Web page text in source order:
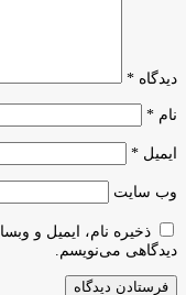
دیدگاه *
نام *
ایمیل *
وب‌ سایت
ذخیره نام، ایمیل و
دیدگاهی می‌نویسم.